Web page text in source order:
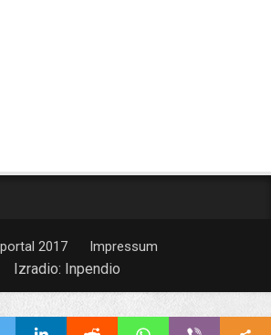
2017 Impressum
Izradio: Inpendio